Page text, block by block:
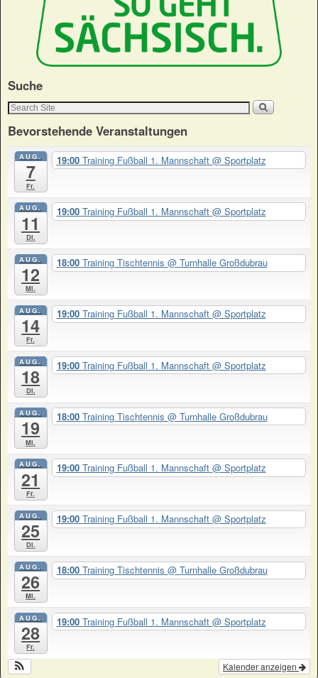
Suche
Bevorstehende Veranstaltungen
AUG.
7
Fr.
19:00 Training Fußball 1. Mannschaft @ Sportplatz
AUG.
11
Di.
19:00 Training Fußball 1. Mannschaft @ Sportplatz
AUG.
12
Mi.
18:00 Training Tischtennis @ Turnhalle Großdubrau
AUG.
14
Fr.
19:00 Training Fußball 1. Mannschaft @ Sportplatz
AUG.
18
Di.
19:00 Training Fußball 1. Mannschaft @ Sportplatz
AUG.
19
Mi.
18:00 Training Tischtennis @ Turnhalle Großdubrau
AUG.
21
Fr.
19:00 Training Fußball 1. Mannschaft @ Sportplatz
AUG.
25
Di.
19:00 Training Fußball 1. Mannschaft @ Sportplatz
AUG.
26
Mi.
18:00 Training Tischtennis @ Turnhalle Großdubrau
AUG.
28
Fr.
19:00 Training Fußball 1. Mannschaft @ Sportplatz
Kalender anzeigen